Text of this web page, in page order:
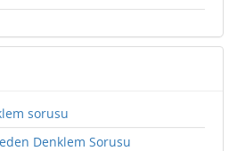
sorusu
Denklem Sorusu